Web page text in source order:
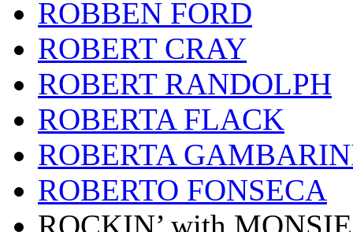
ROBBEN FORD
ROBERT CRAY
ROBERT RANDOLPH
ROBERTA FLACK
ROBERTA
ROBERTO FONSECA